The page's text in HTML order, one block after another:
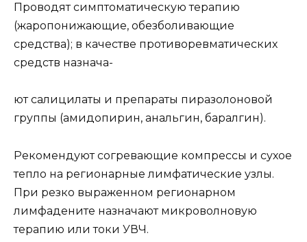
Проводят симптоматическую терапию
(жаропонижающие, обезболивающие
средства); в качестве противоревматических
средств назнача-
ют салицилаты и препараты пиразолоновой
группы (амидопирин, анальгин, баралгин).
Рекомендуют согревающие компрессы и сухое
тепло на регионарные лимфатические узлы.
При резко выраженном регионарном
лимфадените назначают микроволновую
терапию или токи УВЧ.